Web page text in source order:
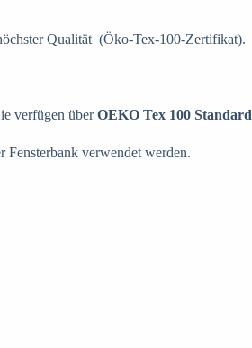
Qualität (Öko-Tex-100-Zertifikat).
verfügen überOEKO Tex 100 Standard
Fensterbank verwendet werden.